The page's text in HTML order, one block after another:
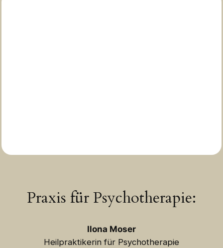
Praxis für Psychotherapie:
Ilona Moser
Heilpraktikerin für Psychotherapie